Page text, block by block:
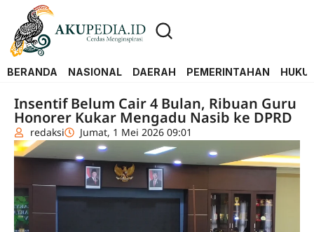
BERANDA NASIONAL DAERAH PEMERINTAHAN
Insentif Belum Cair 4 Bulan, Ribuan Guru
Honorer Kukar Mengadu Nasib ke DPRD
redaksi Jumat, 1 Mei 2026 09:01